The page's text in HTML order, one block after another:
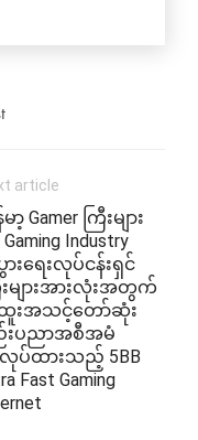
article
မာ့ Gamer ကြီးများ
Industry
ားရေးလုပ်ငန်းရှင်
းများအားလုံးအတွက်
းအသင့်တော်ဆုံး
းပညာအစီအမံ
လုပ်ထားသည့် 5BB
Fast Gaming